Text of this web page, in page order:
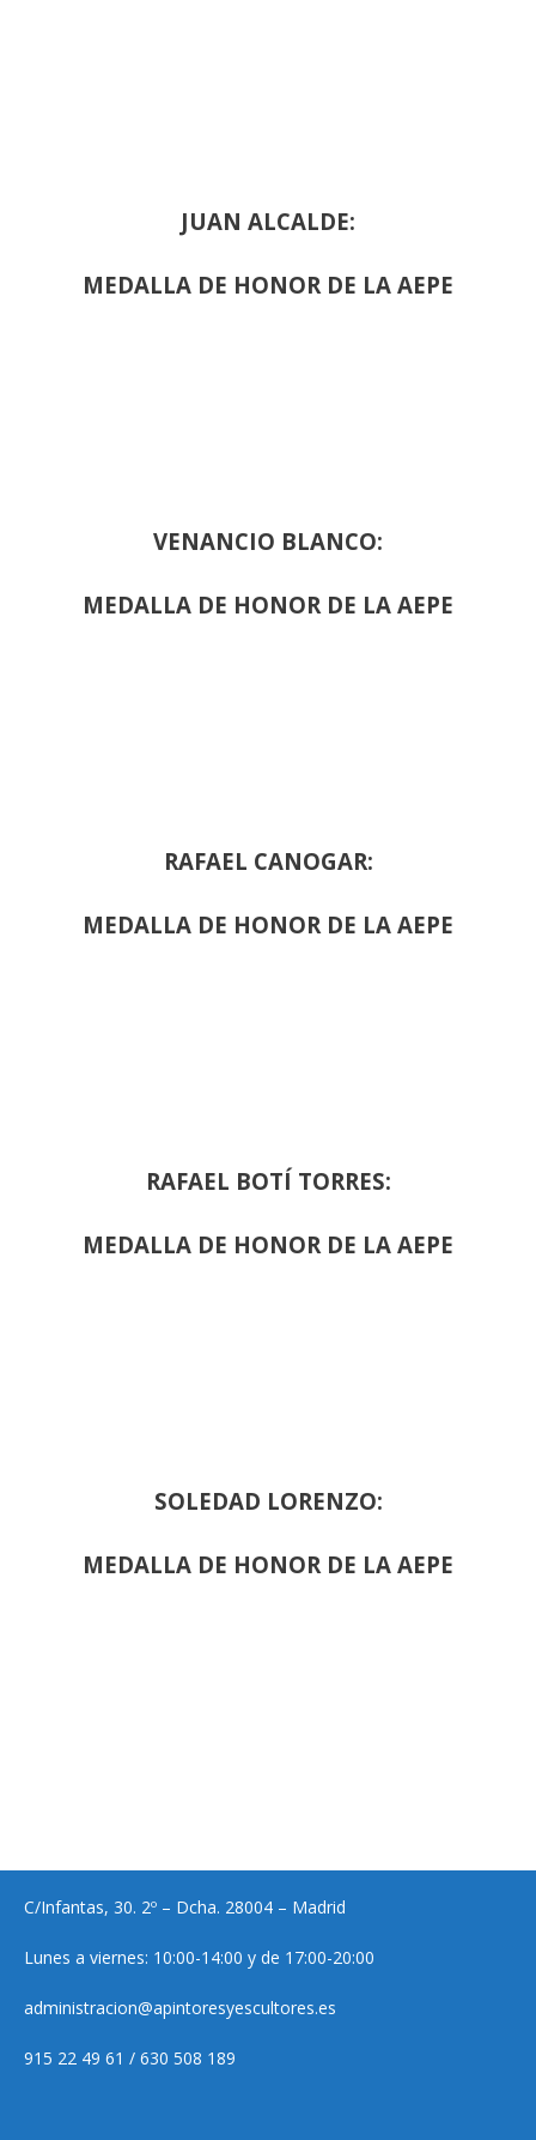
JUAN ALCALDE:
MEDALLA DE HONOR DE LA AEPE
VENANCIO BLANCO:
MEDALLA DE HONOR DE LA AEPE
RAFAEL CANOGAR:
MEDALLA DE HONOR DE LA AEPE
RAFAEL BOTÍ TORRES:
MEDALLA DE HONOR DE LA AEPE
SOLEDAD LORENZO:
MEDALLA DE HONOR DE LA AEPE
C/Infantas, 30. 2º – Dcha. 28004 – Madrid
Lunes a viernes: 10:00-14:00 y de 17:00-20:00
administracion@apintoresyescultores.es
915 22 49 61 / 630 508 189